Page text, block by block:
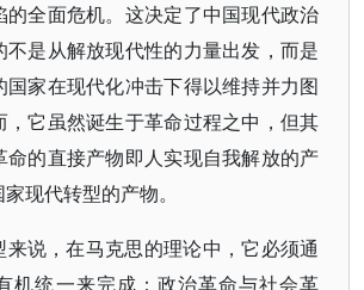
的全面危机。这决定了中国现代政治
不是从解放现代性的力量出发，而是
国家在现代化冲击下得以维持并力图
，它虽然诞生于革命过程之中，但其
命的直接产物即人实现自我解放的产
现代转型的产物。
来说，在马克思的理论中，它必须通
机统一来完成：政治革命与社会革